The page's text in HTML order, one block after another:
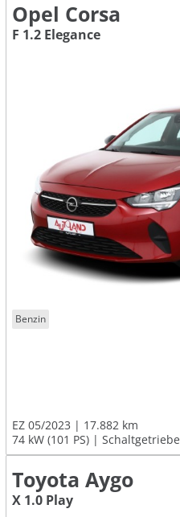
Opel Corsa
F 1.2 Elegance
Benzin
EZ 05/2023
17.882 km
74 kW (101 PS)
Schaltgetriebe
Toyota Aygo
X 1.0 Play